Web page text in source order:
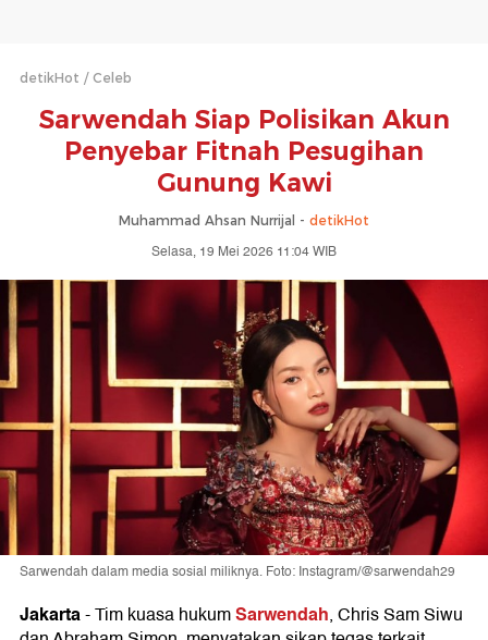
detikHot Celeb
Sarwendah Siap Polisikan Akun
Penyebar Fitnah Pesugihan
Gunung Kawi
Muhammad Ahsan Nurrijal - detikHot
Selasa, 19 Mei 2026 11:04 WIB
Sarwendah dalam media sosial miliknya. Foto: Instagram/@sarwendah29
Jakarta-Tim kuasa hukumSarwendah, Chris Sam Siwu